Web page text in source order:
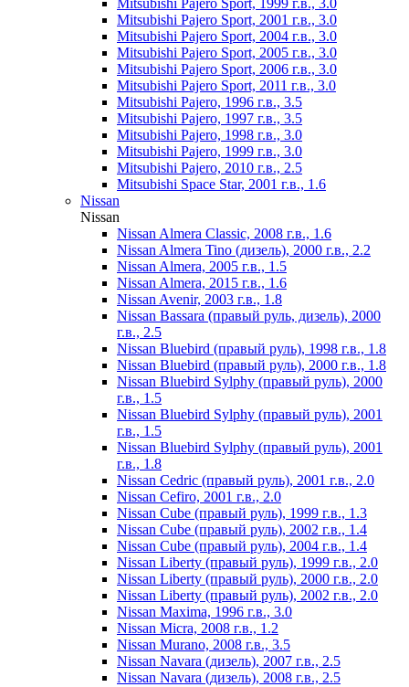
Mitsubishi Pajero Sport, 1999 г.в., 3.0
Mitsubishi Pajero Sport, 2001 г.в., 3.0
Mitsubishi Pajero Sport, 2004 г.в., 3.0
Mitsubishi Pajero Sport, 2005 г.в., 3.0
Mitsubishi Pajero Sport, 2006 г.в., 3.0
Mitsubishi Pajero Sport, 2011 г.в., 3.0
Mitsubishi Pajero, 1996 г.в., 3.5
Mitsubishi Pajero, 1997 г.в., 3.5
Mitsubishi Pajero, 1998 г.в., 3.0
Mitsubishi Pajero, 1999 г.в., 3.0
Mitsubishi Pajero, 2010 г.в., 2.5
Mitsubishi Space Star, 2001 г.в., 1.6
Nissan
Nissan
Nissan Almera Classic, 2008 г.в., 1.6
Nissan Almera Tino (дизель), 2000 г.в., 2.2
Nissan Almera, 2005 г.в., 1.5
Nissan Almera, 2015 г.в., 1.6
Nissan Avenir, 2003 г.в., 1.8
Nissan Bassara (правый руль, дизель), 2000
г.в., 2.5
Nissan Bluebird (правый руль), 1998 г.в., 1.8
Nissan Bluebird (правый руль), 2000 г.в., 1.8
Nissan Bluebird Sylphy (правый руль), 2000
г.в., 1.5
Nissan Bluebird Sylphy (правый руль), 2001
г.в., 1.5
Nissan Bluebird Sylphy (правый руль), 2001
г.в., 1.8
Nissan Cedric (правый руль), 2001 г.в., 2.0
Nissan Cefiro, 2001 г.в., 2.0
Nissan Cube (правый руль), 1999 г.в., 1.3
Nissan Cube (правый руль), 2002 г.в., 1.4
Nissan Cube (правый руль), 2004 г.в., 1.4
Nissan Liberty (правый руль), 1999 г.в., 2.0
Nissan Liberty (правый руль), 2000 г.в., 2.0
Nissan Liberty (правый руль), 2002 г.в., 2.0
Nissan Maxima, 1996 г.в., 3.0
Nissan Micra, 2008 г.в., 1.2
Nissan Murano, 2008 г.в., 3.5
Nissan Navara (дизель), 2007 г.в., 2.5
Nissan Navara (дизель), 2008 г.в., 2.5